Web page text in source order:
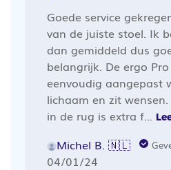
Goede service
van de juiste stoel. Ik
dan gemiddeld dus
belangrijk. De ergo
eenvoudig aangepast
lichaam en zit
in de rug is extra f...
Michel B. 🇳🇱
Publicatiedatum
04/01/24